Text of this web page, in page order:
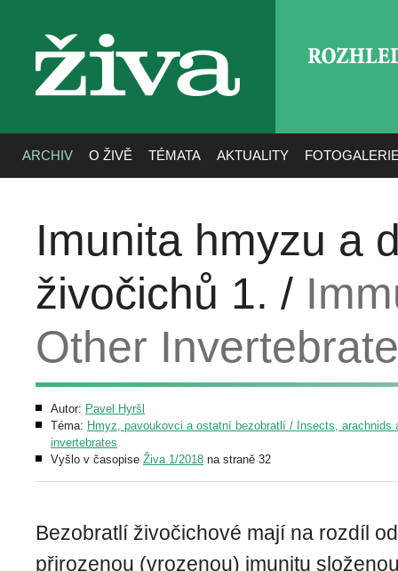
živa
ARCHIV O ŽIVĚ TÉMATA AKTUALITY
Imunita hmyzu a
živočichů 1. /
Other
Autor: Pavel Hyršl
Téma: Hmyz, pavoukovci a ostatní bezobratlí / Insects, arachnids
invertebrates
Vyšlo v časopise Živa 1/2018 na straně 32
Bezobratlí živočichové mají na rozdíl
přirozenou (vrozenou) imunitu